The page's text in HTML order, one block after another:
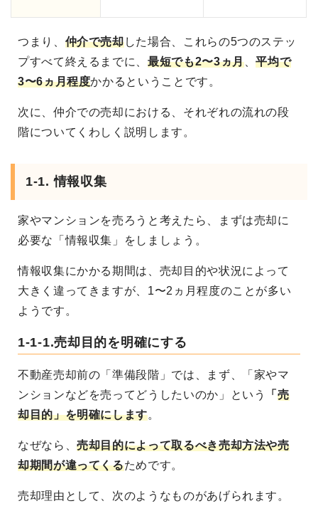
つまり、 仲介で売却した場合、これらの5つのステッ
プすべて終えるまでに、最短でも2〜3ヵ月、平均で
3〜6ヵ月程度かかるということです。
次に、仲介での売却における、それぞれの流れの段
階についてくわしく説明します。
1-1. 情報収集
家やマンションを売ろうと考えたら、まずは売却に
必要な「情報収集」をしましょう。
情報収集にかかる期間は、売却目的や状況によって
大きく違ってきますが、1〜2ヵ月程度のことが多い
ようです。
1-1-1.売却目的を明確にする
不動産売却前の「準備段階」では、まず、「家やマ
ンションなどを売ってどうしたいのか」という
「売
却目的」を明確にします。
なぜなら、売却目的によって取るべき売却方法や売
却期間が違ってくるためです。
売却理由として、次のようなものがあげられます。